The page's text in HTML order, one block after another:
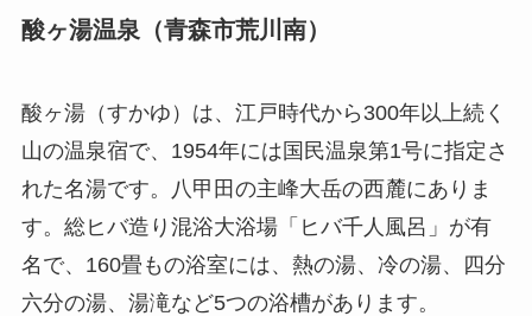
酸ヶ湯温泉（青森市荒川南）
酸ヶ湯（すかゆ）は、江戸時代から300年以上続く
山の温泉宿で、1954年には国民温泉第1号に指定さ
れた名湯です。八甲田の主峰大岳の西麓にありま
す。総ヒバ造り混浴大浴場「ヒバ千人風呂」が有
名で、160畳もの浴室には、熱の湯、冷の湯、四分
六分の湯、湯滝など5つの浴槽があります。